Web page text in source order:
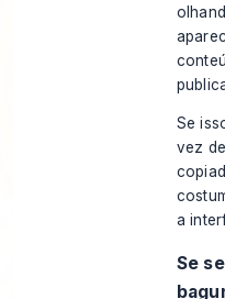
Se
vez
a
Se